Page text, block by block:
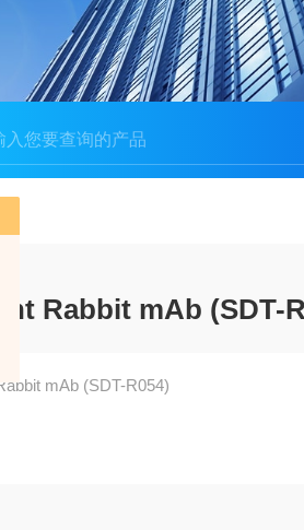
Rabbit mAb (SDT-
mAb (SDT-R054)